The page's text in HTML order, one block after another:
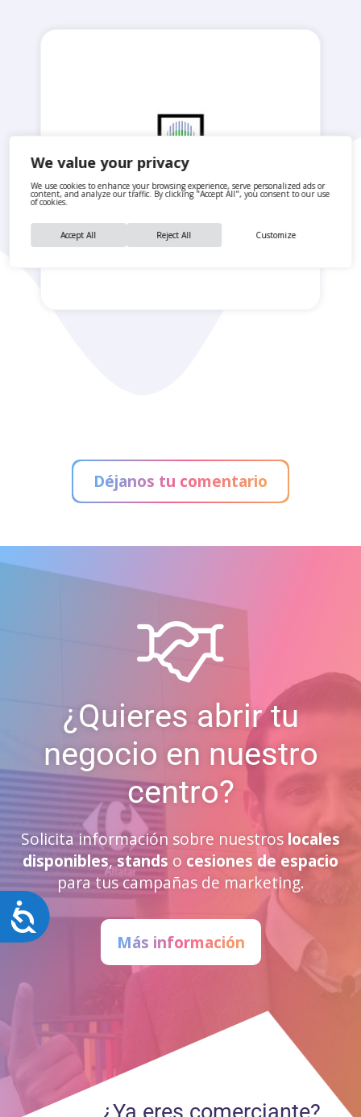
We value your privacy
We use cookies to enhance your browsing experience, serve personalized ads or
content, and analyze our traffic. By clicking "Accept All", you consent to our use
of cookies.
Customize
Reject All
Accept All
Accesibilidad
Déjanos tu comentario
¿Quieres abrir tu
negocio en nuestro
centro?
Solicita información sobre nuestros locales
disponibles, stands o cesiones de espacio
para tus campañas de marketing.
Más información
¿Ya eres comerciante?